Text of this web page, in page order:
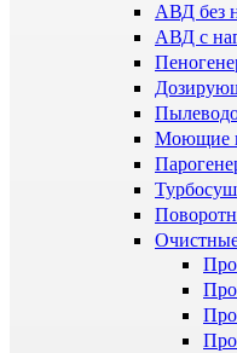
АВД без
АВД с
Моющие